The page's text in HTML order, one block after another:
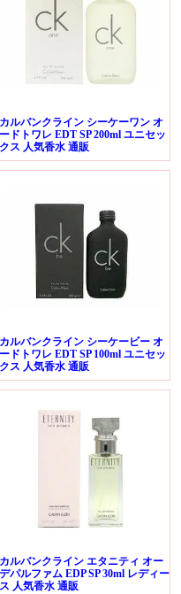
カルバンクライン シーケーワン オ
ードトワレ EDT SP 200ml ユニセッ
クス 人気香水 通販
カルバンクライン シーケービー オ
ードトワレ EDT SP 100ml ユニセッ
クス 人気香水 通販
カルバンクライン エタニティ オー
デパルファム EDP SP 30ml レディー
ス 人気香水 通販